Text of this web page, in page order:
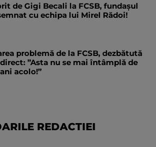
de Gigi Becali la FCSB, fundașul
cu echipa lui Mirel Rădoi!
problemă de la FCSB, dezbătută
”Asta nu se mai întâmplă de
ani acolo!”
REDACTIEI